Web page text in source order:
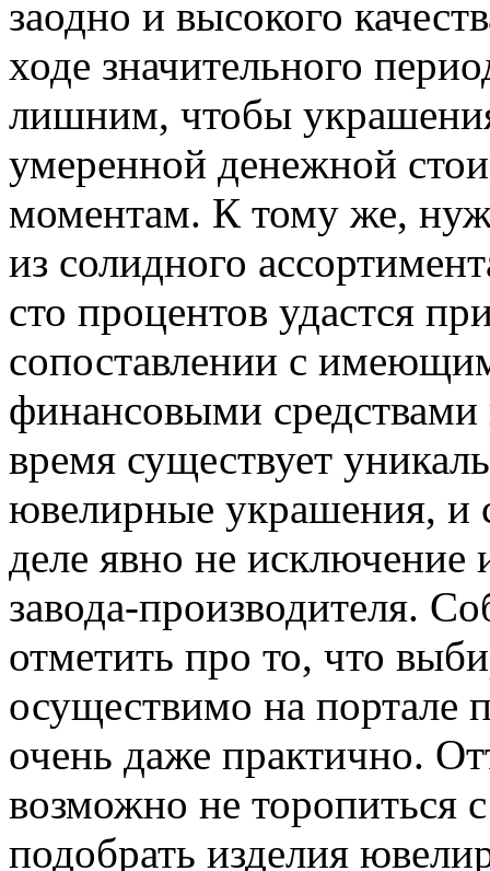
заодно и высокого
ходе значительного
лишним, чтобы
умеренной денежной
моментам. К тому же,
из солидного
сто процентов удастся
сопоставлении с
финансовыми
время существует
ювелирные украшения, и
деле явно не исключение
завода-производителя.
отметить про то, что
осуществимо на портале
очень даже практично.
возможно не торопиться
подобрать изделия